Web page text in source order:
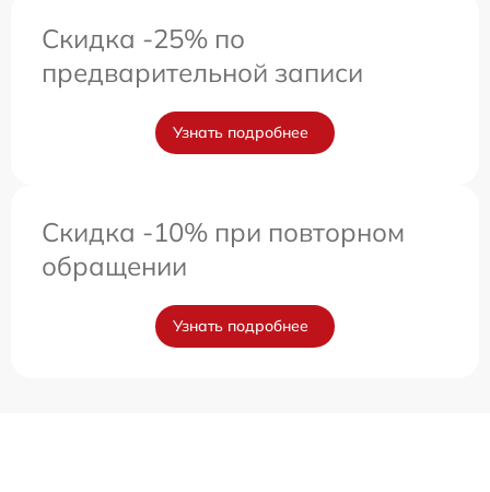
Скидка -25% по
предварительной записи
Узнать подробнее
Скидка -10% при повторном
обращении
Узнать подробнее